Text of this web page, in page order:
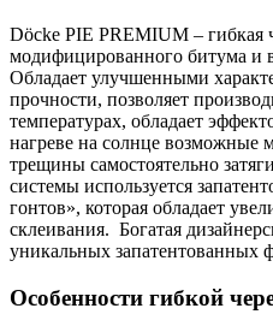
Döcke PIE PREMIUM – гибкая
модифицированного битума и
Обладает улучшенными
прочности, позволяет
температурах, обладает
нагреве на солнце возможные
трещины самостоятельно
системы используется
гонтов», которая обладает
склеивания. Богатая
уникальных запатентованных
Особенности гибкой